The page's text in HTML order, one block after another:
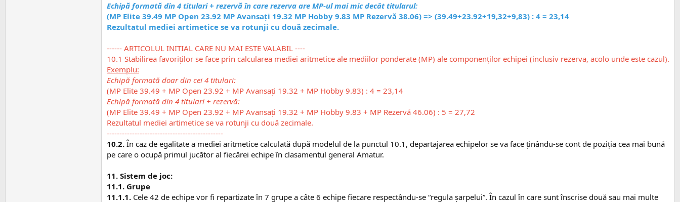
Echipă formată din 4 titulari + rezervă în care rezerva are MP-ul mai mic decât titularul:
(MP Elite 39.49 MP Open 23.92 MP Avansați 19.32 MP Hobby 9.83 MP Rezervă 38.06) => (39.49+23.92+19,32+9,83) : 4 = 23,14
Rezultatul mediei artimetice se va rotunji cu două zecimale.
------ ARTICOLUL INITIAL CARE NU MAI ESTE VALABIL ----
10.1 Stabilirea favoriţilor se face prin calcularea mediei aritmetice ale mediilor ponderate (MP) ale componenţilor echipei (inclusiv rezerva, acolo unde este cazul).
Exemplu:
Echipă formată doar din cei 4 titulari:
(MP Elite 39.49 + MP Open 23.92 + MP Avansați 19.32 + MP Hobby 9.83) : 4 = 23,14
Echipă formată din 4 titulari + rezervă:
(MP Elite 39.49 + MP Open 23.92 + MP Avansați 19.32 + MP Hobby 9.83 + MP Rezervă 46.06) : 5 = 27,72
Rezultatul mediei artimetice se va rotunji cu două zecimale.​
----------------------------------------------
10.2. În caz de egalitate a mediei aritmetice calculată după modelul de la punctul 10.1, departajarea echipelor se va face ţinându-se cont de poziţia cea mai bună
pe care o ocupă primul jucător al fiecărei echipe ȋn clasamentul general Amatur.
11. Sistem de joc:
11.1. Grupe
11.1.1. Cele 42 de echipe vor fi repartizate ȋn 7 grupe a câte 6 echipe fiecare respectându-se “regula şarpelui”. În cazul în care sunt înscrise două sau mai multe